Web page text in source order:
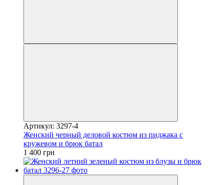
Артикул: 3297-4
Женский черный деловой костюм из пиджака с
кружевом и брюк батал
1 400 грн